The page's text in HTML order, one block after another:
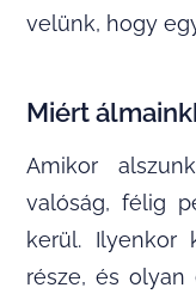
velünk, hogy
Miért
Amikor
valóság, félig
kerül. Ilyenkor
része, és